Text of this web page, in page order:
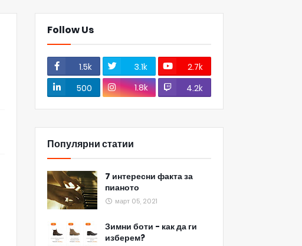
Follow Us
1.5k 3.1k
2.7k
500
1.8k 4.2k
Популярни статии
7 интересни факта за
пианото
март 05, 2021
Зимни боти - как да ги
изберем?